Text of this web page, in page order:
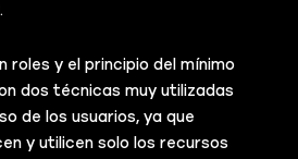
roles y el principio del mínimo
dos técnicas muy utilizadas
de los usuarios, ya que
y utilicen solo los recursos